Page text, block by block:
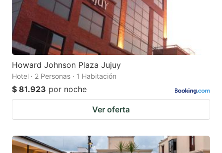
Howard Johnson Plaza Jujuy
Hotel · 2 Personas · 1 Habitación
$ 81.923 por noche
Ver oferta